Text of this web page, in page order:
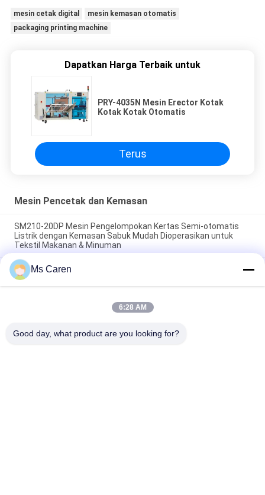
mesin cetak digital
mesin kemasan otomatis
packaging printing machine
Dapatkan Harga Terbaik untuk
PRY-4035N Mesin Erector Kotak
Kotak Kotak Otomatis
Terus
Mesin Pencetak dan Kemasan
SM210-20DP Mesin Pengelompokan Kertas Semi-otomatis
Listrik dengan Kemasan Sabuk Mudah Dioperasikan untuk
Tekstil Makanan & Minuman
SM12S Semi-Automatic Electric OPP Film/Paper Tape
Banding Machine untuk kemasan kotak karton dengan umur
panjang
PRY-19 Mesin Pengecapan Emas Panas Peningkatan
Ms Caren
6:28 AM
Good day, what product are you looking for?